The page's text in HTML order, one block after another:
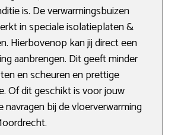
is. De verwarmingsbuizen
in speciale isolatieplaten &
Hierbovenop kan jij direct een
aanbrengen. Dit geeft minder
en scheuren en prettige
Of dit geschikt is voor jouw
navragen bij de vloerverwarming